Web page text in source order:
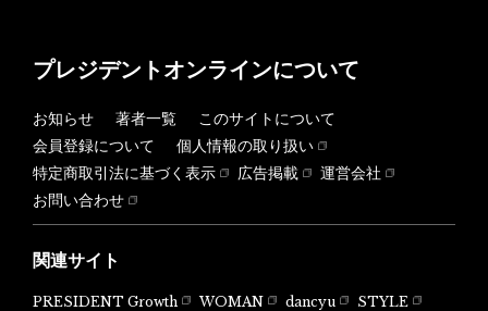
プレジデントオンラインについて
お知らせ 著者一覧
このサイトについて
会員登録について
個人情報の取り扱い
特定商取引法に基づく表示
広告掲載
運営会社
お問い合わせ
関連サイト
PRESIDENT Growth WOMAN dancyu
STYLE